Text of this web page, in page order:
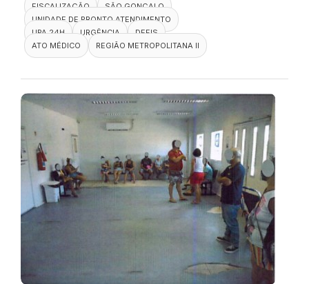
FISCALIZAÇÃO
SÃO GONÇALO
UNIDADE DE PRONTO ATENDIMENTO
UPA 24H
URGÊNCIA
DEFIS
ATO MÉDICO
REGIÃO METROPOLITANA II